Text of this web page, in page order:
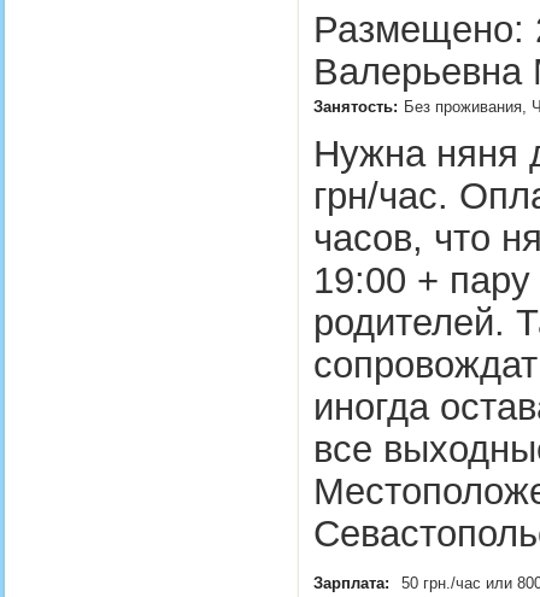
Размещено:
Валерьевна
Занятость: Без проживания,
Нужна няня
грн/час.
часов, что
19:00 +
родителей.
иногда
все
Зарплата: 50 грн./час или